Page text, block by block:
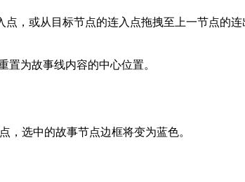
点，或从目标节点的连入点拖拽至上一节点的
置为故事线内容的中心位置。
选中的故事节点边框将变为蓝色。